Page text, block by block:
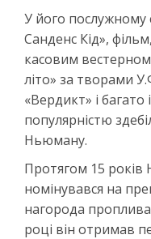
У його послужному
Санденс Кід»,
касовим вестерном
літо» за творами
«Вердикт» і багато
популярністю
Ньюману.
Протягом 15 років
номінувався на
нагорода
році він отримав